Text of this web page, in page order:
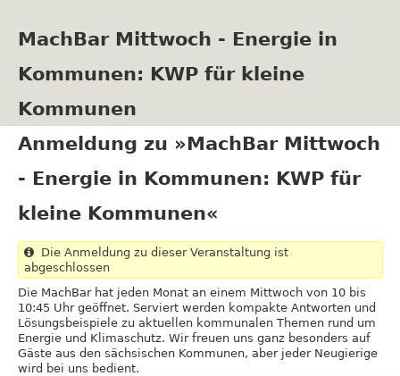
Inhalt
MachBar Mittwoch - Energie in
Kommunen: KWP für kleine
Kommunen
Anmeldung zu »MachBar Mittwoch
- Energie in Kommunen: KWP für
kleine Kommunen«
Die Anmeldung zu dieser Veranstaltung ist
abgeschlossen
Die MachBar hat jeden Monat an einem Mittwoch von 10 bis
10:45 Uhr geöffnet. Serviert werden kompakte Antworten und
Lösungsbeispiele zu aktuellen kommunalen Themen rund um
Energie und Klimaschutz. Wir freuen uns ganz besonders auf
Gäste aus den sächsischen Kommunen, aber jeder Neugierige
wird bei uns bedient.